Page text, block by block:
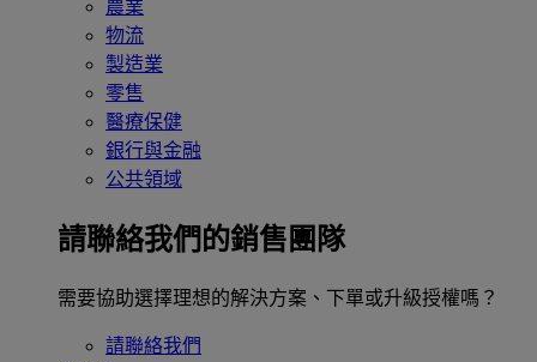
農業
物流
製造業
零售
醫療保健
銀行與金融
公共領域
請聯絡我們的銷售團隊
需要協助選擇理想的解決方案、下單或升級授權嗎？
請聯絡我們